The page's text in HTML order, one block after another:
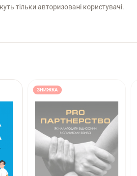
тільки авторизовані користувачі.
ЗНИЖКА